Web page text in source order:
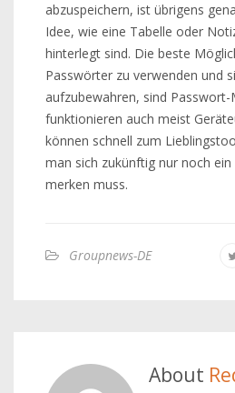
abzuspeichern, ist übrigens
Idee, wie eine Tabelle oder
hinterlegt sind. Die beste
Passwörter zu verwenden und
aufzubewahren, sind Passwort-
funktionieren auch meist
können schnell zum
man sich zukünftig nur noch
merken muss.
Groupnews-DE
About